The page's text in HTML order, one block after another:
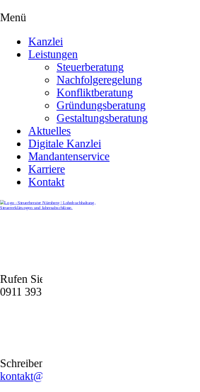
Menü
Kanzlei
Leistungen
Steuerberatung
Nachfolgeregelung
Konfliktberatung
Gründungsberatung
Gestaltungsberatung
Aktuelles
Digitale Kanzlei
Mandantenservice
Karriere
Kontakt
Rufen Sie uns gerne an
0911 39372790
Schreiben Sie uns gerne eine E-Mail
kontakt@stb-becker-zeiler.de